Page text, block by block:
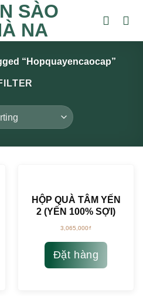
“hopquayencaocap”
HỘP QUÀ TÂM YẾN
2 (YẾN 100% SỢI)
3,065,000₫
Đặt hàng